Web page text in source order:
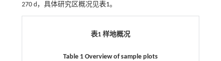
270 d，具体研究区概况见表1。
表1 样地概况
Table 1 Overview of sample plots